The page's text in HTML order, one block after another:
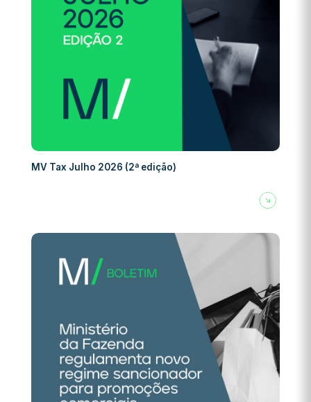
MV Tax Julho 2026 (2ª edição)